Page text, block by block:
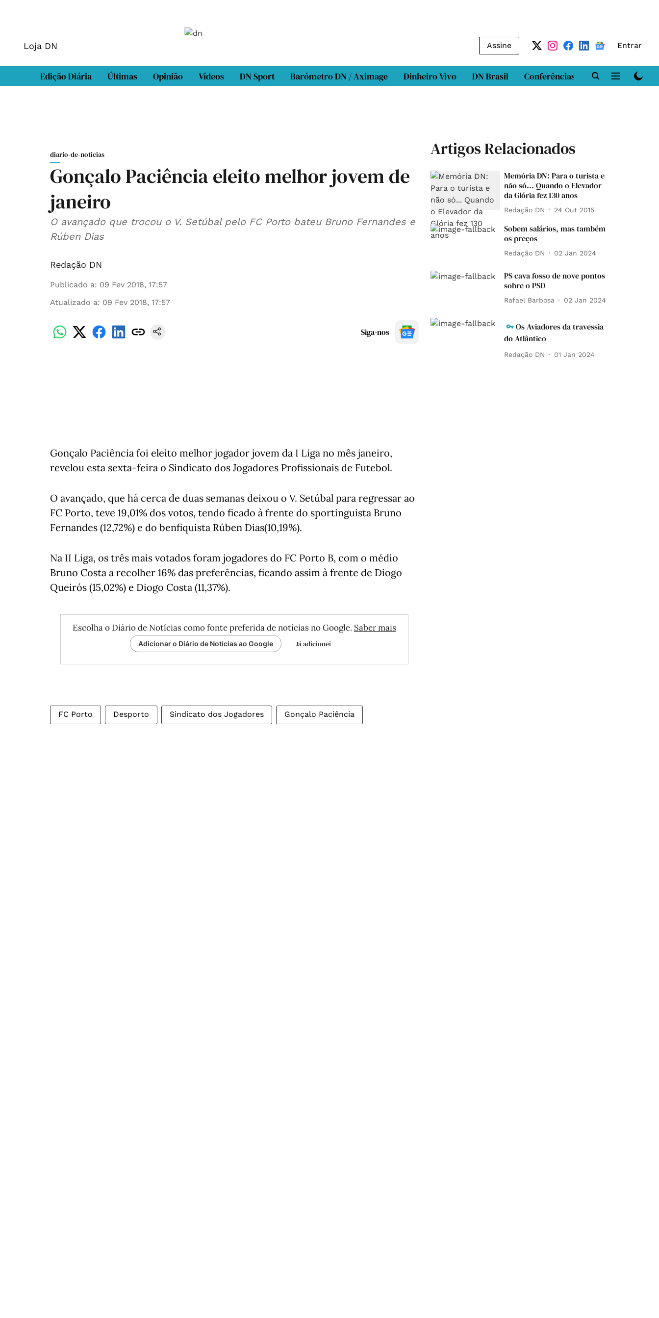
Loja DN Assine Entrar
Edição Diária Últimas Opinião Vídeos DN Sport Barómetro DN / Aximage Dinheiro Vivo DN Brasil Conferências DN LAB
diario-de-noticias
Gonçalo Paciência eleito melhor jovem de
janeiro
O avançado que trocou o V. Setúbal pelo FC Porto bateu Bruno Fernandes e
Rúben Dias
Redação DN
Publicado a: 09 Fev 2018, 17:57
Atualizado a: 09 Fev 2018, 17:57
Siga-nos
Gonçalo Paciência foi eleito melhor jogador jovem da I Liga no mês janeiro,
revelou esta sexta-feira o Sindicato dos Jogadores Profissionais de Futebol.
O avançado, que há cerca de duas semanas deixou o V. Setúbal para regressar ao
FC Porto, teve 19,01% dos votos, tendo ficado à frente do sportinguista Bruno
Fernandes (12,72%) e do benfiquista Rúben Dias(10,19%).
Na II Liga, os três mais votados foram jogadores do FC Porto B, com o médio
Bruno Costa a recolher 16% das preferências, ficando assim à frente de Diogo
Queirós (15,02%) e Diogo Costa (11,37%).
Escolha o Diário de Notícias como fonte preferida de notícias no Google. Saber mais
Adicionar o Diário de Notícias ao Google Já adicionei
FC Porto Desporto Sindicato dos Jogadores Gonçalo Paciência
Artigos Relacionados
Memória DN: Para o turista e
não só... Quando o Elevador
da Glória fez 130 anos
Redação DN 24 Out 2015
Sobem salários, mas também
os preços
Redação DN 02 Jan 2024
PS cava fosso de nove pontos
sobre o PSD
Rafael Barbosa 02 Jan 2024
Os Aviadores da travessia
do Atlântico
Redação DN 01 Jan 2024